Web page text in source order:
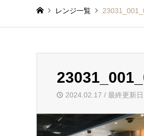
レンジ一覧
2024.02.17 / 最終更新